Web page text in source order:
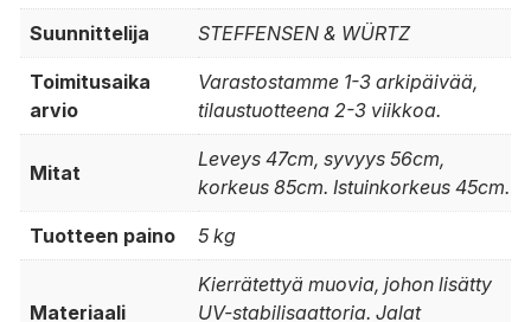
Suunnittelija STEFFENSEN & WÜRTZ
Toimitusaika
arvio
Varastostamme 1-3 arkipäivää,
tilaustuotteena 2-3 viikkoa.
Mitat
Leveys 47cm, syvyys 56cm,
korkeus 85cm. Istuinkorkeus 45cm.
Tuotteen paino 5 kg
Materiaali
Kierrätettyä muovia, johon lisätty
UV-stabilisaattoria. Jalat